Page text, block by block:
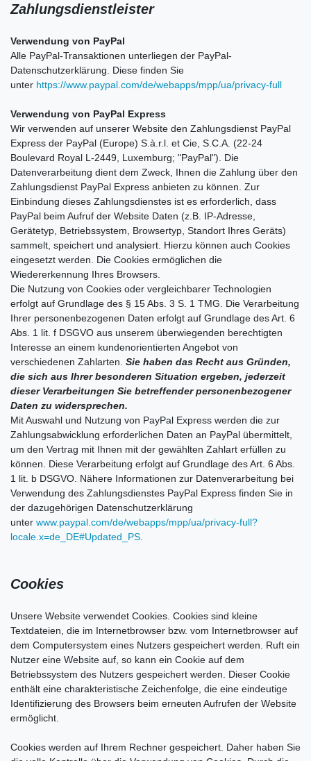
Zahlungsdienstleister
Verwendung von PayPal
Alle PayPal-Transaktionen unterliegen der PayPal-
Datenschutzerklärung. Diese finden Sie
unter https://www.paypal.com/de/webapps/mpp/ua/privacy-full
Verwendung von PayPal Express
Wir verwenden auf unserer Website den Zahlungsdienst PayPal
Express der PayPal (Europe) S.à.r.l. et Cie, S.C.A. (22-24
Boulevard Royal L-2449, Luxemburg; "PayPal"). Die
Datenverarbeitung dient dem Zweck, Ihnen die Zahlung über den
Zahlungsdienst PayPal Express anbieten zu können. Zur
Einbindung dieses Zahlungsdienstes ist es erforderlich, dass
PayPal beim Aufruf der Website Daten (z.B. IP-Adresse,
Gerätetyp, Betriebssystem, Browsertyp, Standort Ihres Geräts)
sammelt, speichert und analysiert. Hierzu können auch Cookies
eingesetzt werden. Die Cookies ermöglichen die
Wiedererkennung Ihres Browsers.
Die Nutzung von Cookies oder vergleichbarer Technologien
erfolgt auf Grundlage des § 15 Abs. 3 S. 1 TMG. Die Verarbeitung
Ihrer personenbezogenen Daten erfolgt auf Grundlage des Art. 6
Abs. 1 lit. f DSGVO aus unserem überwiegenden berechtigten
Interesse an einem kundenorientierten Angebot von
verschiedenen Zahlarten. Sie haben das Recht aus Gründen,
die sich aus Ihrer besonderen Situation ergeben, jederzeit
dieser Verarbeitungen Sie betreffender personenbezogener
Daten zu widersprechen.
Mit Auswahl und Nutzung von PayPal Express werden die zur
Zahlungsabwicklung erforderlichen Daten an PayPal übermittelt,
um den Vertrag mit Ihnen mit der gewählten Zahlart erfüllen zu
können. Diese Verarbeitung erfolgt auf Grundlage des Art. 6 Abs.
1 lit. b DSGVO. Nähere Informationen zur Datenverarbeitung bei
Verwendung des Zahlungsdienstes PayPal Express finden Sie in
der dazugehörigen Datenschutzerklärung
unter www.paypal.com/de/webapps/mpp/ua/privacy-full?
locale.x=de_DE#Updated_PS
Cookies
Unsere Website verwendet Cookies. Cookies sind kleine
Textdateien, die im Internetbrowser bzw. vom Internetbrowser auf
dem Computersystem eines Nutzers gespeichert werden. Ruft ein
Nutzer eine Website auf, so kann ein Cookie auf dem
Betriebssystem des Nutzers gespeichert werden. Dieser Cookie
enthält eine charakteristische Zeichenfolge, die eine eindeutige
Identifizierung des Browsers beim erneuten Aufrufen der Website
ermöglicht.
Cookies werden auf Ihrem Rechner gespeichert. Daher haben Sie